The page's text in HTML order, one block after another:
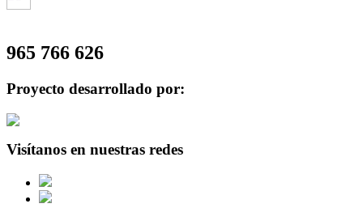
965 766 626
Proyecto desarrollado por:
Visítanos en nuestras redes